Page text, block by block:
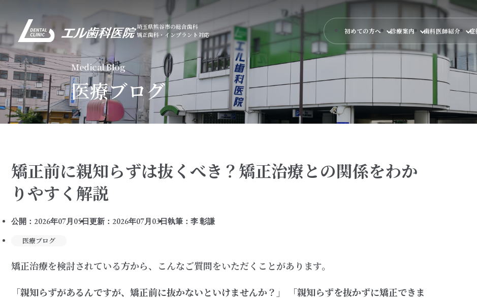
埼玉県熊谷市の総合歯科
矯正歯科・インプラント対応
初めての方へ 診療案内 歯科医師紹介 症
Medical Blog
医療ブログ
矯正前に親知らずは抜くべき？矯正治療との関係をわか
りやすく解説
公開：2026年07月05日更新：2026年07月03日執筆：李 彰謙
医療ブログ
矯正治療を検討されている方から、こんなご質問をいただくことがあります。
「親知らずがあるんですが、矯正前に抜かないといけませんか？」 「親知らずを抜かずに矯正できま